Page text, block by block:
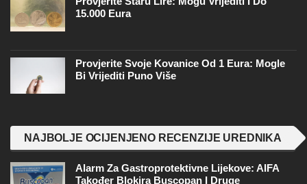
15.000 Eura
Provjerite Svoje Kovanice Od 1 Eura: Mogle
Bi Vrijediti Puno Više
NAJBOLJE OCIJENJENO RECENZIJE UREDNIKA
Alarm Za Gastroprotektivne Lijekove: AIFA
Također Blokira Buscopan I Druge